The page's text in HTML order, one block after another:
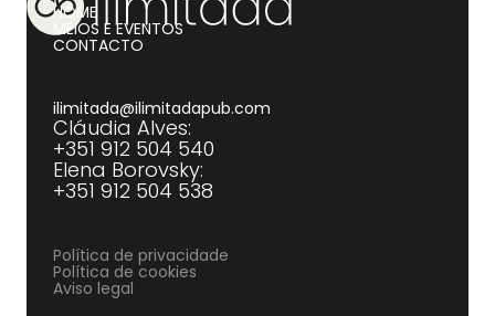
HOME
MEIOS E EVENTOS
CONTACTO
ilimitada@ilimitadapub.com
Cláudia Alves:
+351 912 504 540‍
Elena Borovsky:
+351 912 504 538
Política de privacidade
Política de cookies
Aviso legal